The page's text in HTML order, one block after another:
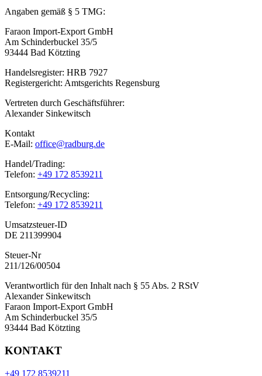
Angaben gemäß § 5 TMG:
Faraon Import-Export GmbH
Am Schinderbuckel 35/5
93444 Bad Kötzting
Handelsregister: HRB 7927
Registergericht: Amtsgerichts Regensburg
Vertreten durch Geschäftsführer:
Alexander Sinkewitsch
Kontakt
E-Mail: office@radburg.de
Handel/Trading:
Telefon: +49 172 8539211
Entsorgung/Recycling:
Telefon: +49 172 8539211
Umsatzsteuer-ID
DE 211399904
Steuer-Nr
211/126/00504
Verantwortlich für den Inhalt nach § 55 Abs. 2 RStV
Alexander Sinkewitsch
Faraon Import-Export GmbH
Am Schinderbuckel 35/5
93444 Bad Kötzting
KONTAKT
+49 172 8539211